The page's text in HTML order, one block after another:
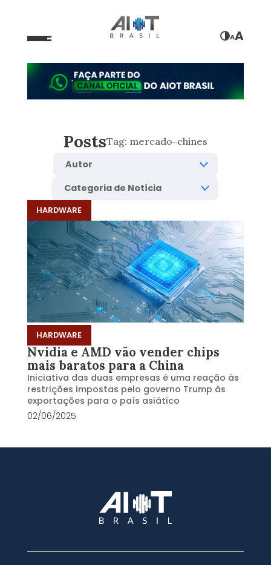
AA
PostsTag: mercado-chines
HARDWARE
HARDWARE
Nvidia e AMD vão vender chips
mais baratos para a China
Iniciativa das duas empresas é uma reação às
restrições impostas pelo governo Trump às
exportações para o país asiático
02/06/2025